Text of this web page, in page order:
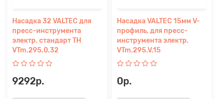
Насадка 32 VALTEC для
пресс-инструмента
электр. стандарт TH
VTm.295.0.32
9292р.
Насадка VALTEC 15мм V-
профиль, для пресс-
инструмента электр.
VTm.295.V.15
0р.